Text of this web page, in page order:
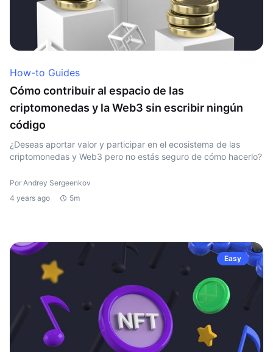
How-to Guides
Cómo contribuir al espacio de las
criptomonedas y la Web3 sin escribir ningún
código
¿Deseas aportar valor y participar en el ecosistema de las
criptomonedas y Web3 pero no estás seguro de cómo hacerlo?
Por Andrey Sergeenkov
4 years ago
5m
Easy